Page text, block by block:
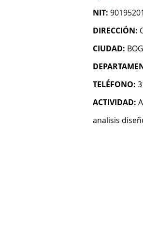
NIT:
DIRECCIÓN:
CIUDAD:
TELÉFONO:
ACTIVIDAD:
analisis